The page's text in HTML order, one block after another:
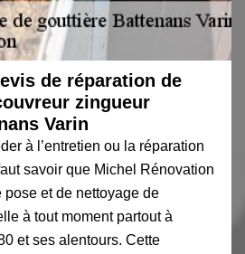
de réparation de
zingueur
Varin
à l’entretien ou la réparation
savoir que Michel Rénovation
et de nettoyage de
à tout moment partout à
et ses alentours. Cette